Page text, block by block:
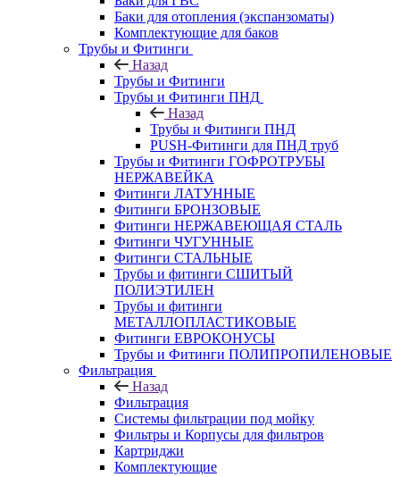
Баки для отопления (экспанзоматы)
Комплектующие для баков
Трубы и Фитинги
Назад
Трубы и Фитинги
Трубы и Фитинги ПНД
Назад
Трубы и Фитинги ПНД
PUSH-Фитинги для ПНД труб
Трубы и Фитинги ГОФРОТРУБЫ
НЕРЖАВЕЙКА
Фитинги ЛАТУННЫЕ
Фитинги БРОНЗОВЫЕ
Фитинги НЕРЖАВЕЮЩАЯ СТАЛЬ
Фитинги ЧУГУННЫЕ
Фитинги СТАЛЬНЫЕ
Трубы и фитинги СШИТЫЙ
ПОЛИЭТИЛЕН
Трубы и фитинги
МЕТАЛЛОПЛАСТИКОВЫЕ
Фитинги ЕВРОКОНУСЫ
Трубы и Фитинги ПОЛИПРОПИЛЕНОВЫЕ
Фильтрация
Назад
Фильтрация
Системы фильтрации под мойку
Фильтры и Корпусы для фильтров
Картриджи
Комплектующие